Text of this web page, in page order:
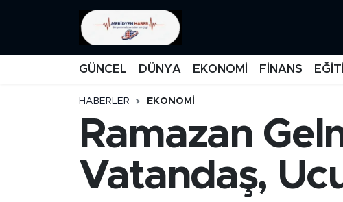
GÜNCEL DÜNYA EKONOMİ FİNANS
HABERLER EKONOMİ
Ramazan
Vatandaş,
MANŞET
İstanbul Namaz Vakitleri
Süper Lig Puan Durumu ve Fikstür